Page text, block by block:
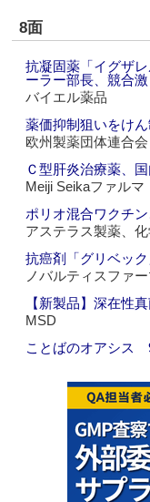
8面
抗凝固薬「イグザ
ーラー部長、競合
バイエル薬品
薬価抑制狙いをけ
欧州製薬団体連合会
Ｃ型肝炎治療薬、
Meiji Seikaファルマ
ポリオ混合ワクチ
アステラス製薬、
抗癌剤「グリベッ
ノバルティスファ
【新製品】深在性
MSD
ことばのオアシス